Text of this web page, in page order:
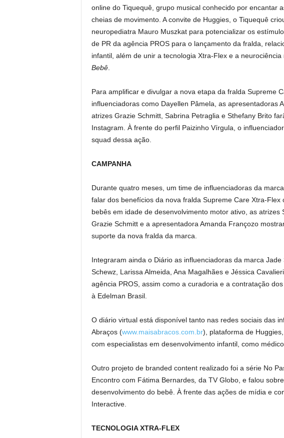
online do Tiquequê, grupo musical conhecido por encantar
cheias de movimento. A convite de Huggies, o Tiquequê
neuropediatra Mauro Muszkat para potencializar os
de PR da agência PROS para o lançamento da fralda,
infantil, além de unir a tecnologia Xtra-Flex e a
Bebê.
Para amplificar e divulgar a nova etapa da fralda Supreme
influenciadoras como Dayellen Pâmela, as apresentadoras
atrizes Grazie Schmitt, Sabrina Petraglia e Sthefany Brito
Instagram. À frente do perfil Paizinho Vírgula, o
squad dessa ação.
CAMPANHA
Durante quatro meses, um time de influenciadoras da
falar dos benefícios da nova fralda Supreme Care Xtra-Flex
bebês em idade de desenvolvimento motor ativo, as atrizes
Grazie Schmitt e a apresentadora Amanda Françozo
suporte da nova fralda da marca.
Integraram ainda o Diário as influenciadoras da marca
Schewz, Larissa Almeida, Ana Magalhães e Jéssica
agência PROS, assim como a curadoria e a contratação
à Edelman Brasil.
O diário virtual está disponível tanto nas redes sociais das
Abraços (www.maisabracos.com.br), plataforma de
com especialistas em desenvolvimento infantil, como
Outro projeto de branded content realizado foi a série No
Encontro com Fátima Bernardes, da TV Globo, e falou
desenvolvimento do bebê. À frente das ações de mídia e
Interactive.
TECNOLOGIA XTRA-FLEX